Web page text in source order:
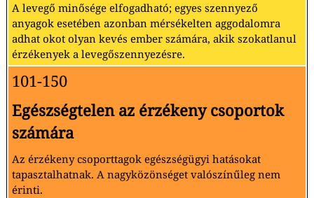
A levegő minősége elfogadható; egyes szennyező
anyagok esetében azonban mérsékelten aggodalomra
adhat okot olyan kevés ember számára, akik szokatlanul
érzékenyek a levegőszennyezésre.
101-150
Egészségtelen az érzékeny csoportok
számára
Az érzékeny csoporttagok egészségügyi hatásokat
tapasztalhatnak. A nagyközönséget valószínűleg nem
érinti.